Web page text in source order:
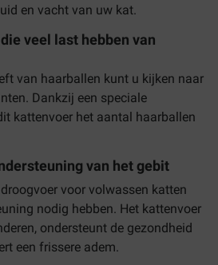
en vacht van uw kat.
veel last hebben van
van haarballen kunt u kijken naar
Dankzij een speciale
kattenvoer het aantal haarballen
van het gebit
voor volwassen katten
nodig hebben. Het kattenvoer
ondersteunt de gezondheid
een frissere adem.